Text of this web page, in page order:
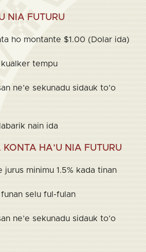
NIA FUTURU
ho montante $1.00 (Dolar ida)
tempu
ne’e sekunadu sidauk to’o
nain ida
HA’U NIA FUTURU
jurus minimu 1.5% kada tinan
selu ful-fulan
ne’e sekunadu sidauk to’o